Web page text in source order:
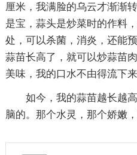
厘米，我满脸的乌云才渐渐
是宝，蒜头是炒菜时的作料
处，可以杀菌，消炎，还能
蒜苗长高了，就可以炒蒜苗
美味，我的口水不由得流下来
如今，我的蒜苗越长越
脑的。那个水灵，那个娇嫩